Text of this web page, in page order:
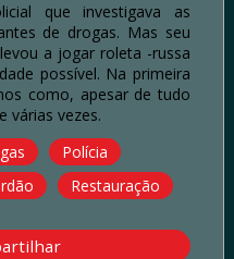
que investigava as
de drogas. Mas seu
a jogar roleta -russa
possível. Na primeira
como, apesar de tudo
várias vezes.
Polícia
Restauração